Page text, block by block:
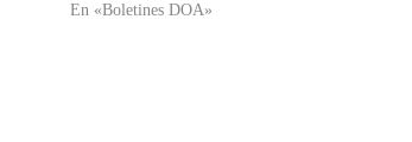
En «Boletines DOA»